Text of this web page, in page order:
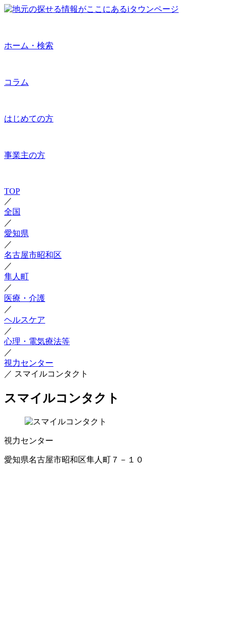
ホーム・検索
コラム
はじめての方
事業主の方
TOP
／
全国
／
愛知県
／
名古屋市昭和区
／
隼人町
／
医療・介護
／
ヘルスケア
／
心理・電気療法等
／
視力センター
／ スマイルコンタクト
スマイルコンタクト
視力センター
愛知県名古屋市昭和区隼人町７－１０